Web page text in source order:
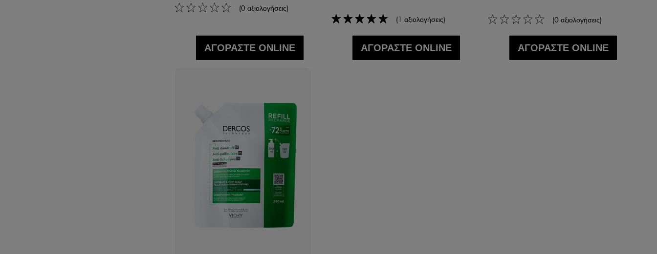
0/5 (0 αξιολογήσεις)
ΑΓΟΡΑΣΤΕ ONLINE
5/5 (1 αξιολογήσεις)
ΑΓΟΡΑΣΤΕ ONLINE
0/5 (0 αξιολογήσεις)
ΑΓΟΡΑΣΤΕ ONLINE